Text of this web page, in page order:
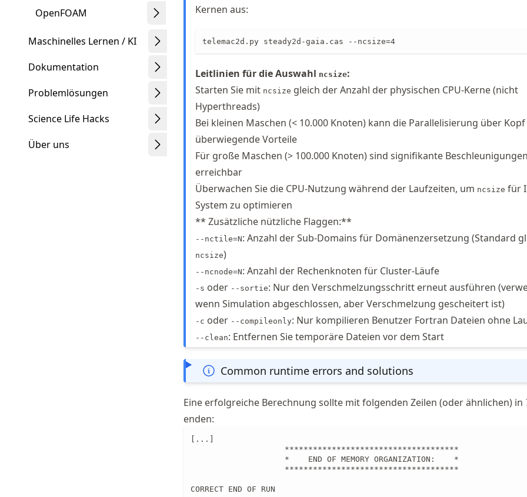
OpenFOAM
Maschinelles Lernen / KI
Dokumentation
Problemlösungen
Science Life Hacks
Über uns
Kernen aus:
telemac2d.py steady2d-gaia.cas --ncsize=4
Leitlinien für die Auswahl ncsize:
Starten Sie mit ncsize gleich der Anzahl der physischen CPU-Kerne (nicht
Hyperthreads)
Bei kleinen Maschen (< 10.000 Knoten) kann die Parallelisierung über Kopf
überwiegende Vorteile
Für große Maschen (> 100.000 Knoten) sind signifikante Beschleunigungen
erreichbar
Überwachen Sie die CPU-Nutzung während der Laufzeiten, um ncsize für
System zu optimieren
** Zusätzliche nützliche Flaggen:**
--nctile=N: Anzahl der Sub-Domains für Domänenzersetzung (Standard
ncsize)
--ncnode=N: Anzahl der Rechenknoten für Cluster-Läufe
-s oder --sortie: Nur den Verschmelzungsschritt erneut ausführen
wenn Simulation abgeschlossen, aber Verschmelzung gescheitert ist)
-c oder --compileonly: Nur kompilieren Benutzer Fortran Dateien ohne
--clean: Entfernen Sie temporäre Dateien vor dem Start
Common runtime errors and solutions
Eine erfolgreiche Berechnung sollte mit folgenden Zeilen (oder ähnlichen) in
enden:
[...]
                    *************************************
                    *    END OF MEMORY ORGANIZATION:    *
                    *************************************
CORRECT END OF RUN